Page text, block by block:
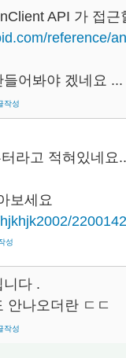
API 가 접근
reference/
어봐야 겠네요
작성
라고 적혀있네요..
보세요
성
니다 .
안나오더란 ㄷㄷ
작성